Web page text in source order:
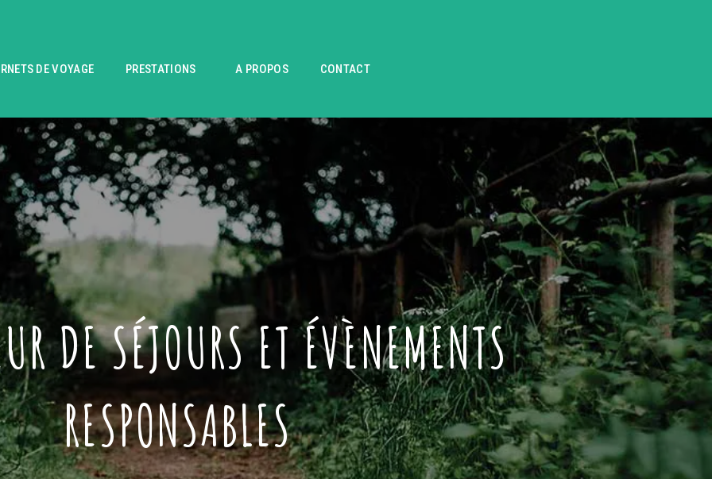
DE VOYAGE PRESTATIONS A PROPOS CONTACT
DE SÉJOURS ET ÉVÈNEMENTS
RESPONSABLES